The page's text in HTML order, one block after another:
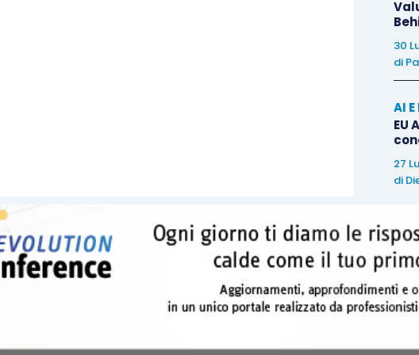
del 2016. La crescita annuale del 3.3% è comunque un
L’inflazione si è intanto attestata in rialzo dello 0.2%
scongiurando i timori di deflazione.
30
di
AI
EU
27
di